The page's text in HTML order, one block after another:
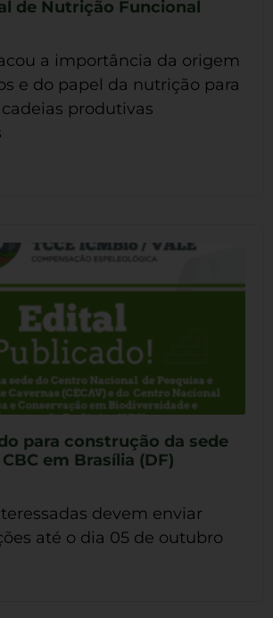
de Nutrição Funcional
a importância da origem
e do papel da nutrição para
produtivas
para construção da sede
em Brasília (DF)
devem enviar
até o dia 05 de outubro